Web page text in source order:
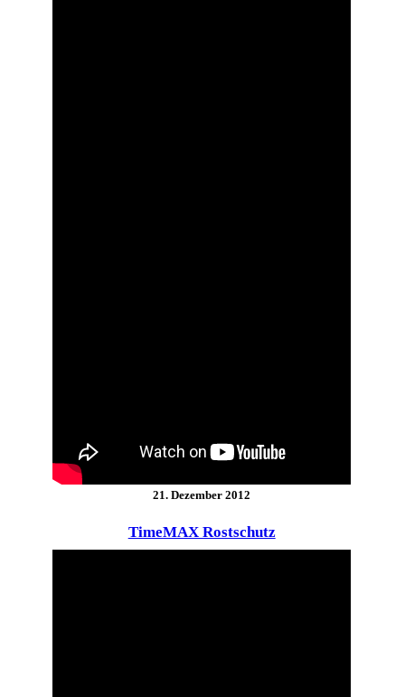
21. Dezember 2012
TimeMAX Rostschutz